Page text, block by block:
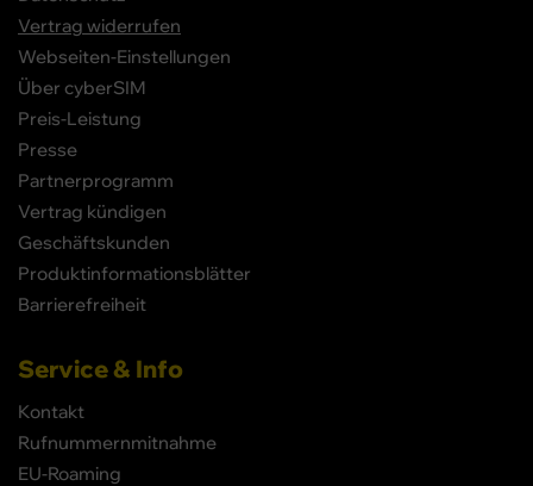
Vertrag widerrufen
Webseiten-Einstellungen
Über cyberSIM
Preis-Leistung
Presse
Partnerprogramm
Vertrag kündigen
Geschäftskunden
Produktinformationsblätter
Barrierefreiheit
Service & Info
Kontakt
Rufnummernmitnahme
EU-Roaming